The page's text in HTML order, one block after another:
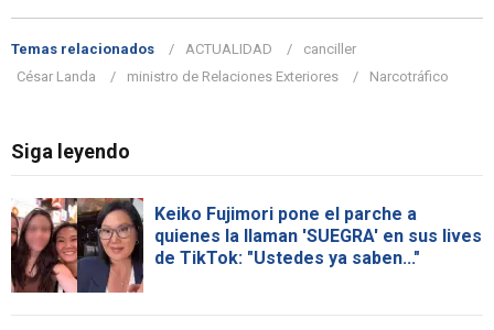
Temas relacionados ACTUALIDAD
canciller
César Landa
ministro de Relaciones Exteriores Narcotráfico
Siga leyendo
Keiko Fujimori pone el parche a
quienes la llaman 'SUEGRA' en sus lives
de TikTok: "Ustedes ya saben..."